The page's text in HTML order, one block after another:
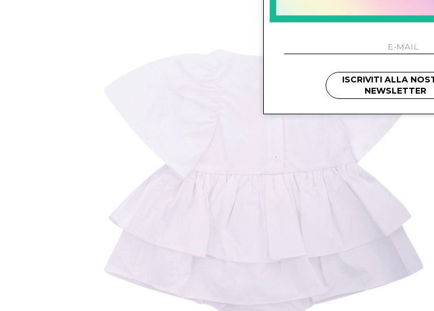
ISCRIVITI ALLA
NEWSLETTER